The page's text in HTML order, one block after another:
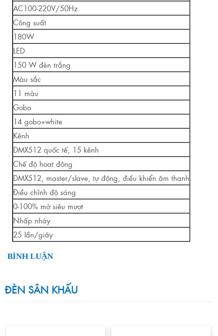
AC100-220V/50Hz
Công suất
180W
LED
150 W đèn trắng
Màu sắc
11 màu
Gobo
14 gobo+white
Kênh
DMX512 quốc tế, 15 kênh
Chế độ hoạt động
DMX512, master/slave, tự động, điều khiển âm thanh
Điều chỉnh độ sáng
0-100% mờ siêu mượt
Nhấp nháy
25 lần/giây
BÌNH LUẬN
ĐÈN SÂN KHẤU